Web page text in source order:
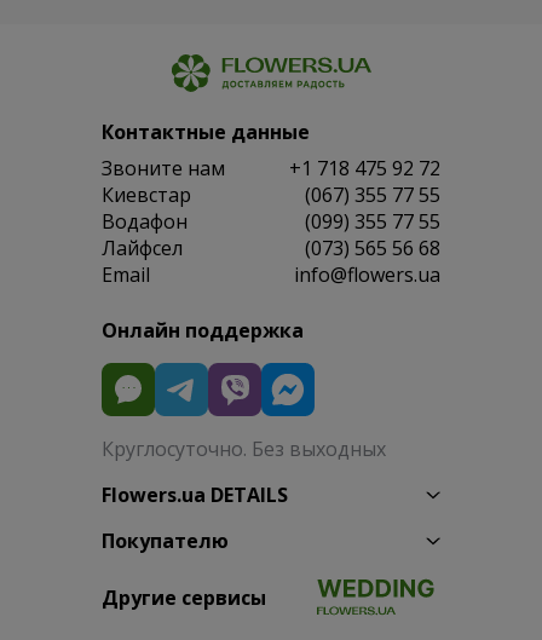
Контактные данные
Звоните нам
+1 718 475 92 72
Киевстар
(067) 355 77 55
Водафон
(099) 355 77 55
Лайфсел
(073) 565 56 68
Email
info@flowers.ua
Онлайн поддержка
Круглосуточно. Без выходных
Flowers.ua DETAILS
Покупателю
Другие сервисы